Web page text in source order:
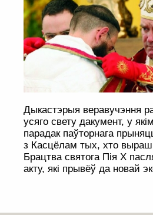
Дыкастэрыя веравучэння
усяго свету дакумент, у
парадак паўторнага
з Касцёлам тых, хто
Брацтва святога Пія X
акту, які прывёў да новай